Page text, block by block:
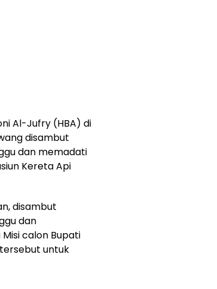
Al-Jufry (HBA) di
disambut
dan memadati
Kereta Api
disambut
dan
calon Bupati
untuk